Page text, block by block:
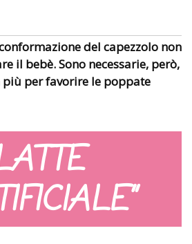
del capezzolo non
il bebè. Sono necessarie, però,
per favorire le poppate